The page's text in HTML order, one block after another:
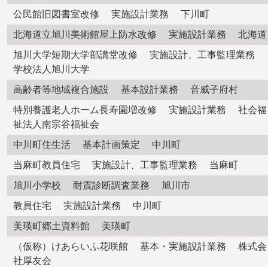
公民館旧図書室改修 実施設計業務 下川町
北海道立旭川美術館屋上防水改修 実施設計業務 北海道
旭川大学短期大学部講堂改修 実施設計、工事監理業務
学校法人旭川大学
高齢者等地域複合施設 基本設計業務 音威子府村
特別養護老人ホーム長寿園増改修 実施設計業務 社会福
祉法人南宗谷福祉会
中川町住生活 基本計画策定 中川町
当麻町教員住宅 実施設計、工事監理業務 当麻町
旭川小学校 耐震診断調査業務 旭川市
教員住宅 実施設計業務 中川町
美瑛町郷土資料館 美瑛町
（仮称）けあらいふ花咲館 基本・実施設計業務 株式会
社厚友会